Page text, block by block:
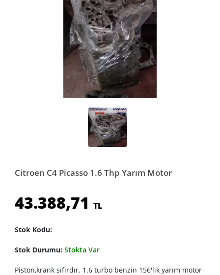
Citroen C4 Picasso 1.6 Thp Yarım Motor
43.388,71 TL
Stok Kodu:
Stok Durumu: Stokta Var
Piston,krank sıfırdır. 1.6 turbo benzin 156'lık yarım motor